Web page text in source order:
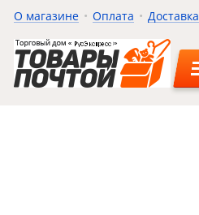
О магазине Оплата Доставка